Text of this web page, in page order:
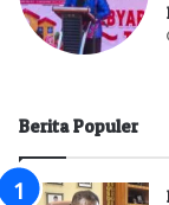
Berita Populer